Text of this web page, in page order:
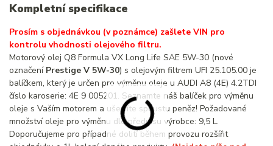
Kompletní specifikace
Prosím s objednávkou (v poznámce) zašlete VIN pro
kontrolu vhodnosti olejového filtru.
Motorový olej Q8 Formula VX Long Life SAE 5W-30 (nové
označení Prestige V 5W-30) s olejovým filtrem UFI 25.105.00 je
balíčkem, který je určen pro výměnu oleje u AUDI A8 (4E) 4.2TDI
číslo karoserie: 4E 9 005201. Seznamte náš balíček pro výměnu
oleje s Vaším motorem a ušetříte spoustu peněz! Požadované
množství oleje pro výměnu dle předpisu výrobce: 9,5 L.
Doporučujeme pro případné dolití během provozu rozšířit